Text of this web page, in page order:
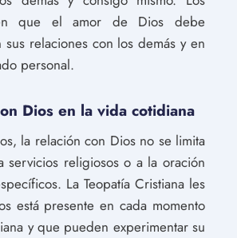
que el amor de Dios debe
sus relaciones con los demás y en
personal.
Dios en la vida cotidiana
la relación con Dios no se limita
servicios religiosos o a la oración
La Teopatía Cristiana les
está presente en cada momento
y que pueden experimentar su